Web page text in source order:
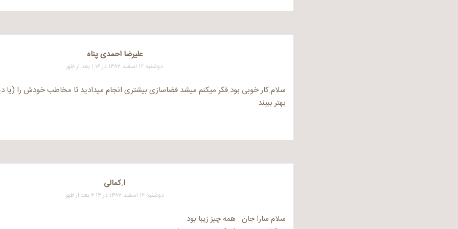
علیرضا احمدی پناه
دوشنبه ۱۲ اسفند ۱۳۸۷ در ۱:۱۶ بعد از ظهر
سلام.کار خوبی بود.فکر میکنم میشد فضاسازی بیشتری انجام میدادید تا مخاطب خودش را (یا
بهتر ببیند
ا.کمالی
دوشنبه ۱۲ اسفند ۱۳۸۷ در ۶:۱۴ بعد از ظهر
سلام سارا جان . همه چیز زیبا بود